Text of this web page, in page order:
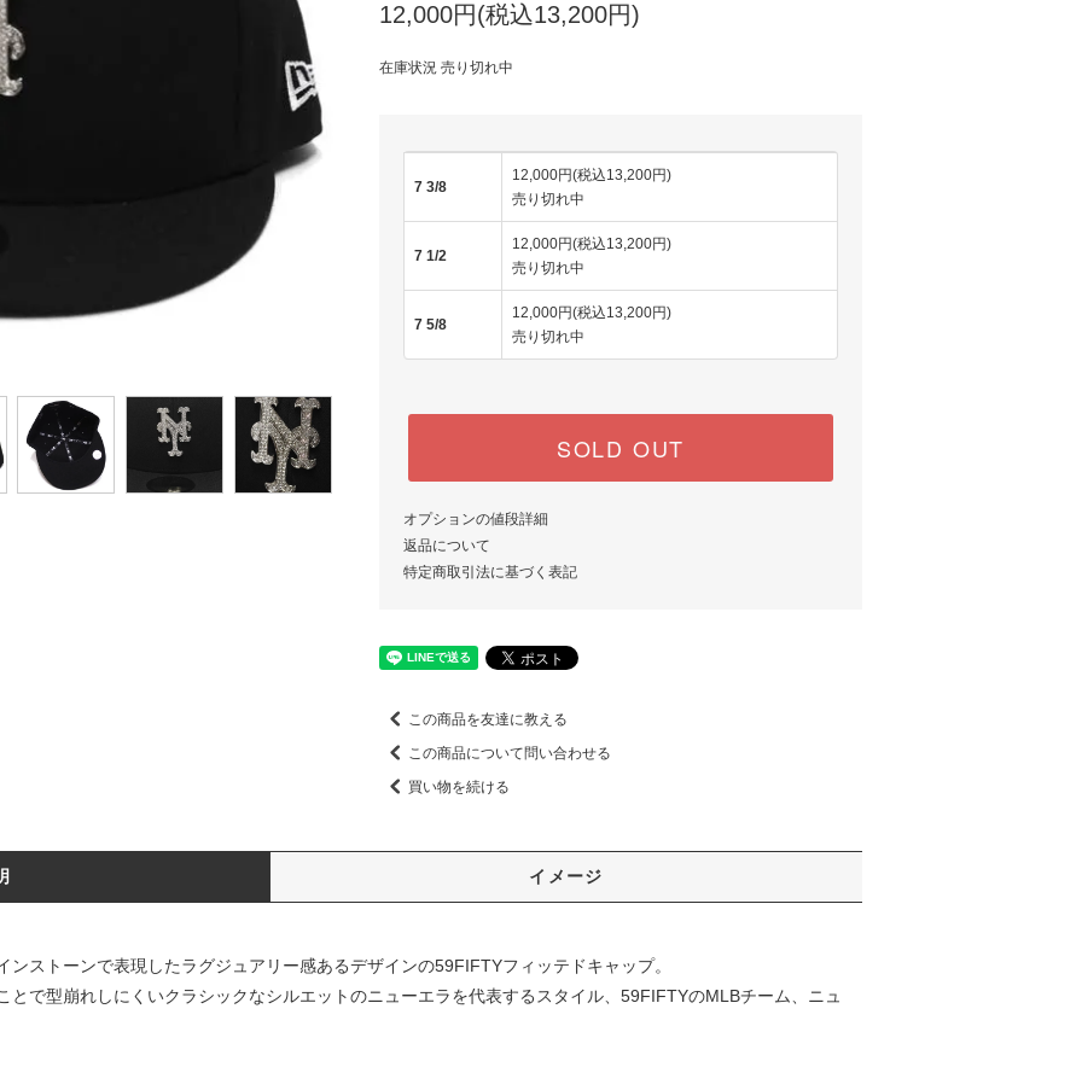
12,000円(税込13,200円)
在庫状況 売り切れ中
7 3/8
12,000円(税込13,200円)
売り切れ中
7 1/2
12,000円(税込13,200円)
売り切れ中
7 5/8
12,000円(税込13,200円)
売り切れ中
SOLD OUT
オプションの値段詳細
返品について
特定商取引法に基づく表記
この商品を友達に教える
この商品について問い合わせる
買い物を続ける
イメージ
ストーンで表現したラグジュアリー感あるデザインの59FIFTYフィッテドキャップ。
とで型崩れしにくいクラシックなシルエットのニューエラを代表するスタイル、59FIFTYのMLBチーム、ニュ